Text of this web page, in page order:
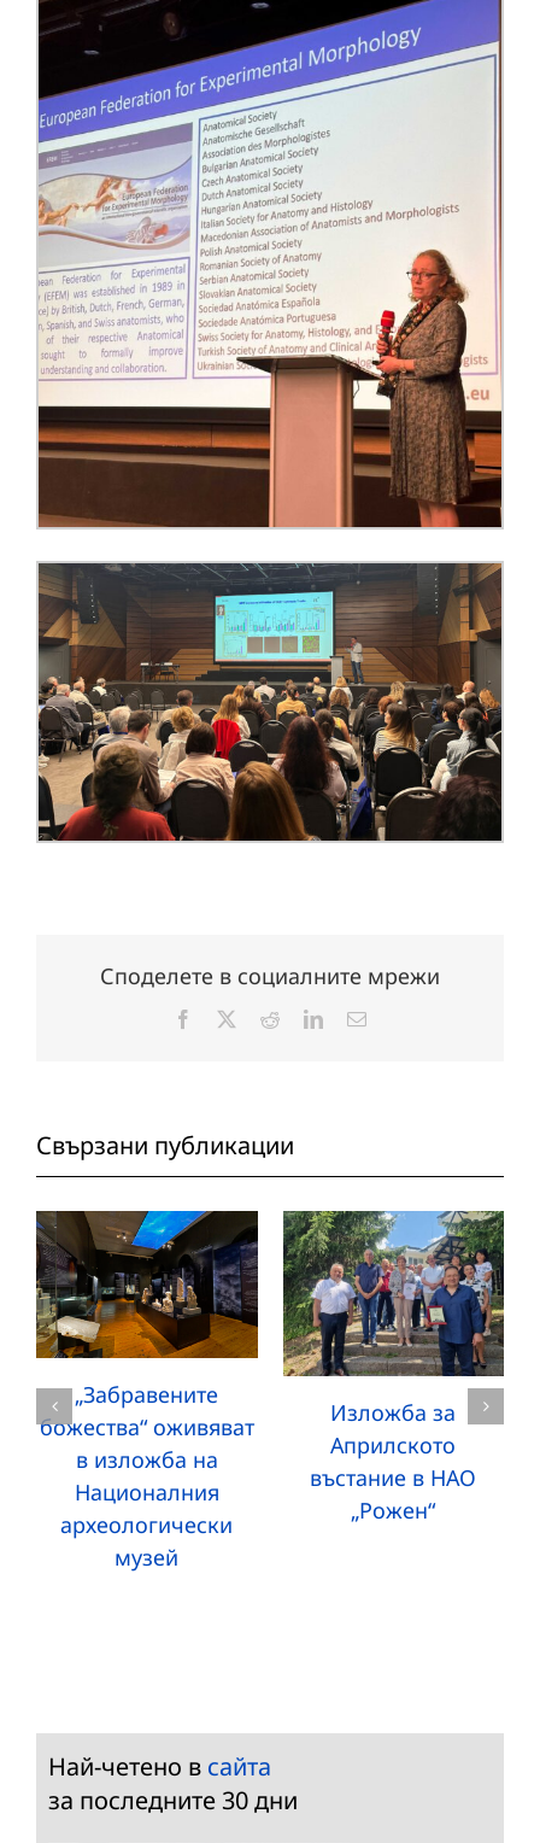
Споделете в социалните мрежи
Facebook RedditLinkedInЕлектронна
Свързани публикации
„Забравените
божества“ оживяват
в изложба на
Националния
археологически
музей
Изложба за
Априлското
въстание в НАО
„Рожен“
Най-четено в сайта
за последните 30 дни